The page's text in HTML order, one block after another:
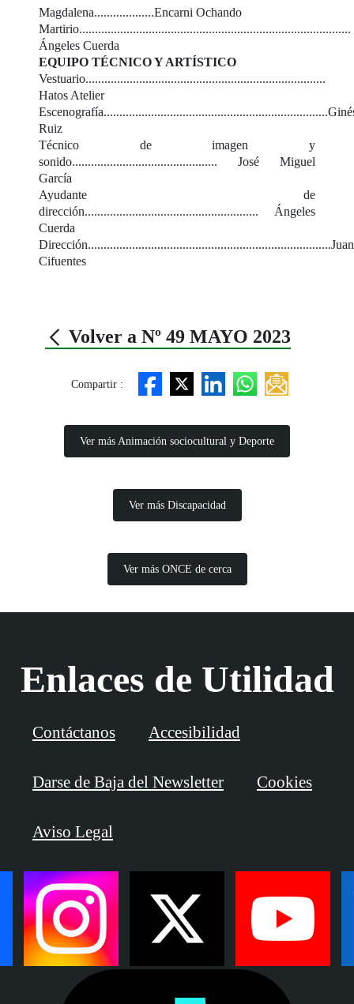
Magdalena...................Encarni Ochando
Martirio......................................................................................
Ángeles Cuerda
EQUIPO TÉCNICO Y ARTÍSTICO
Vestuario............................................................................
Hatos Atelier
Ruiz
Técnico de imagen y
sonido.............................................. José Miguel
García
Ayudante de
dirección....................................................... Ángeles
Cuerda
Cifuentes
Volver a Nº 49 MAYO 2023
Compartir :
Ver más Animación sociocultural y Deporte
Ver más Discapacidad
Ver más ONCE de cerca
Enlaces de Utilidad
Contáctanos Accesibilidad
Darse de Baja del Newsletter Cookies
Aviso Legal